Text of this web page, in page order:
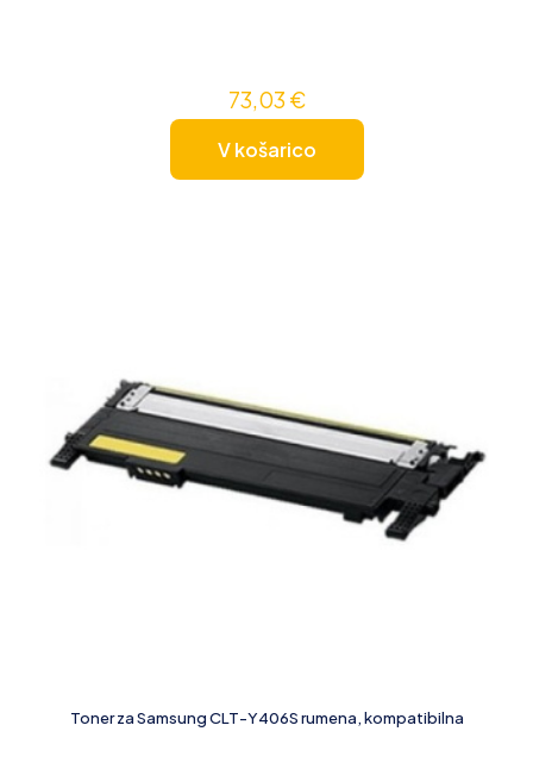
73,03 €
V košarico
Toner za Samsung CLT-Y406S rumena, kompatibilna